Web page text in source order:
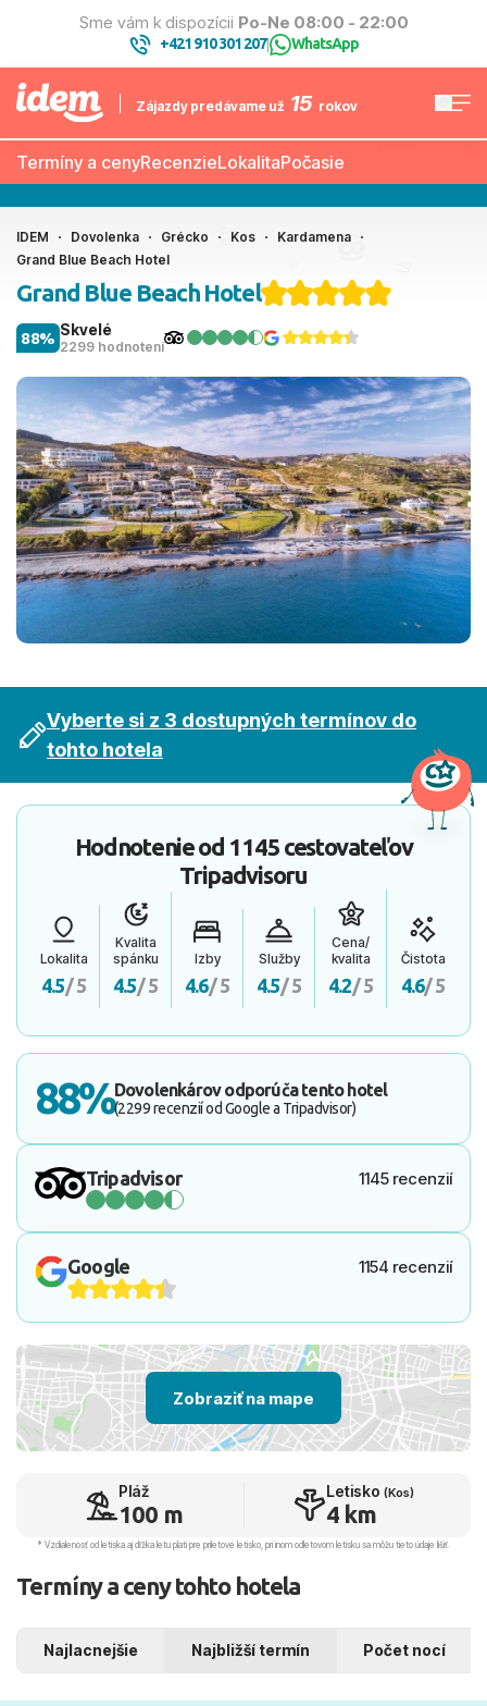
Sme vám k dispozícii Po-Ne 08:00 - 22:00
+421 910 301 207| WhatsApp
Zájazdy predávame už 15 rokov
Termíny a cenyRecenzieLokalitaPočasie
IDEM Dovolenka Grécko Kos
Kardamena
Grand Blue Beach Hotel
Grand Blue Beach Hotel
Skvelé
2299 hodnotení
88%
Vyberte si z 3 dostupných termínov do
tohto hotela
Hodnotenie od 1145 cestovateľov
Tripadvisoru
Lokalita
4.5/ 5
Kvalita
spánku
4.5/ 5
Izby
4.6/ 5
Služby
4.5/ 5
Cena/
kvalita
4.2/ 5
Čistota
4.6/ 5
88%Dovolenkárov odporúča tento hotel
(2299 recenzií od Google a Tripadvisor)
Tripadvisor 1145 recenzií
Google 1154 recenzií
Zobraziť na mape
Pláž
100 m
Letisko (Kos)
4 km
* Vzdialenosť od letiska aj dľžka letu platí pre príletové letisko, pri inom odletovom letisku sa môžu tieto údaje líšiť.
Termíny a ceny tohto hotela
Najlacnejšie Najbližší termín Počet nocí